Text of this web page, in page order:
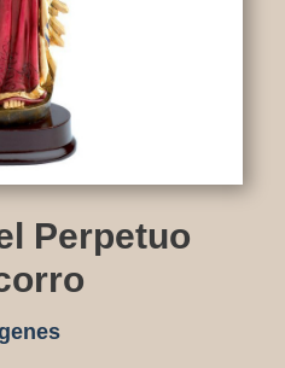
Perpetuo